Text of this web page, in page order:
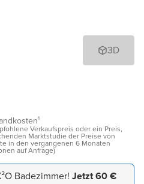
3D
Verkaufspreis oder ein Preis,
Marktstudie der Preise von
in den vergangenen 6 Monaten
auf Anfrage)
Badezimmer! Jetzt 60 €